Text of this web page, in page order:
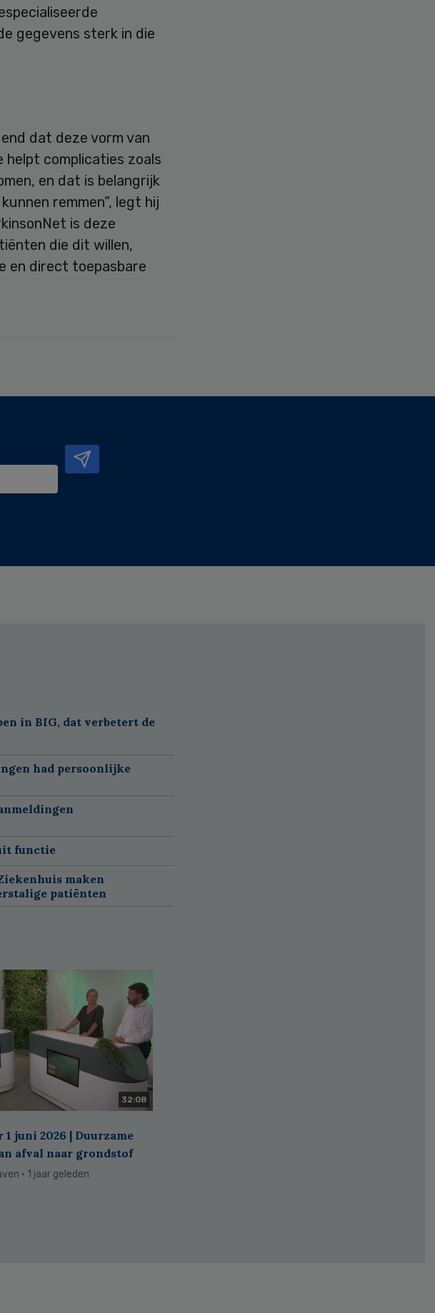
gegevens sterk in die
dat deze vorm van
helpt complicaties zoals
en dat is belangrijk
remmen”, legt hij
is deze
die dit willen,
en direct toepasbare
in BIG, dat verbetert de
had persoonlijke
functie
maken
patiënten
32:08
1 juni 2026 | Duurzame
afval naar grondstof
· 1 jaar geleden